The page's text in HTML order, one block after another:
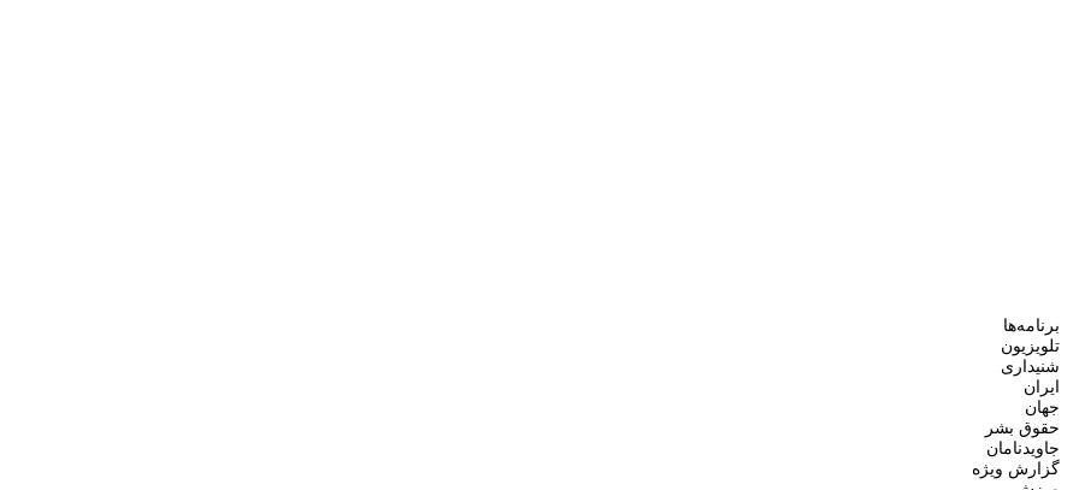
برنامه‌ها
تلویزیون
شنیداری
ایران
جهان
حقوق بشر
جاویدنامان
گزارش ویژه